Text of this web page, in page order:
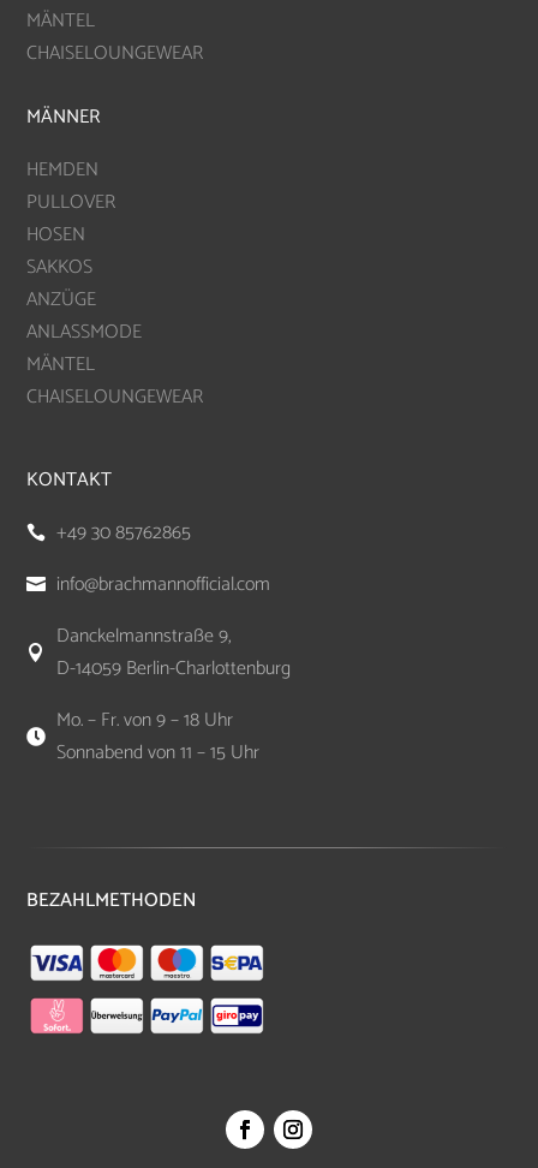
MÄNTEL
CHAISELOUNGEWEAR
MÄNNER
HEMDEN
PULLOVER
HOSEN
SAKKOS
ANZÜGE
ANLASSMODE
MÄNTEL
CHAISELOUNGEWEAR
KONTAKT
 +49 30 85762865
 info@brachmannofficial.com

Danckelmannstraße 9,
D-14059 Berlin-Charlottenburg

Mo. – Fr. von 9 – 18 Uhr
Sonnabend von 11 – 15 Uhr
BEZAHLMETHODEN